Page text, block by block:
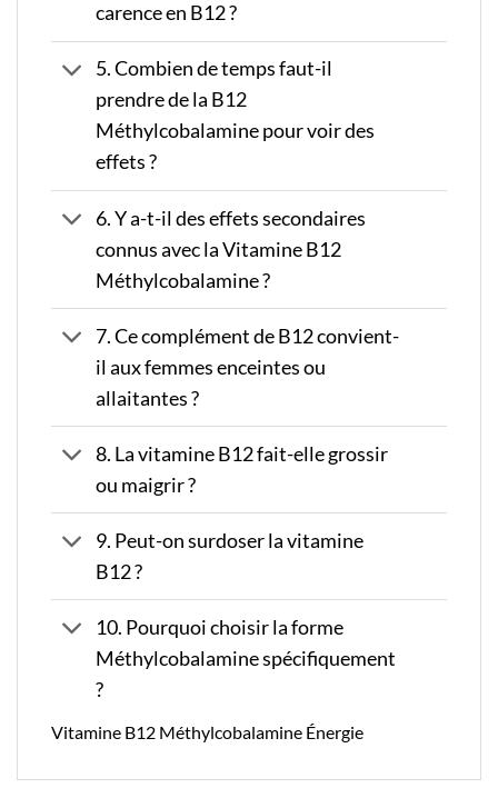
carence en B12 ?
5. Combien de temps faut-il
prendre de la B12
Méthylcobalamine pour voir des
effets ?
6. Y a-t-il des effets secondaires
connus avec la Vitamine B12
Méthylcobalamine ?
7. Ce complément de B12 convient-
il aux femmes enceintes ou
allaitantes ?
8. La vitamine B12 fait-elle grossir
ou maigrir ?
9. Peut-on surdoser la vitamine
B12 ?
10. Pourquoi choisir la forme
Méthylcobalamine spécifiquement
?
Vitamine B12 Méthylcobalamine Énergie